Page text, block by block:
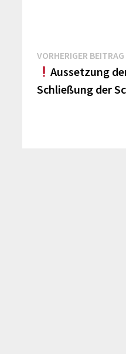
VORHERIGER BEITRAG
Aussetzung
Schließung der